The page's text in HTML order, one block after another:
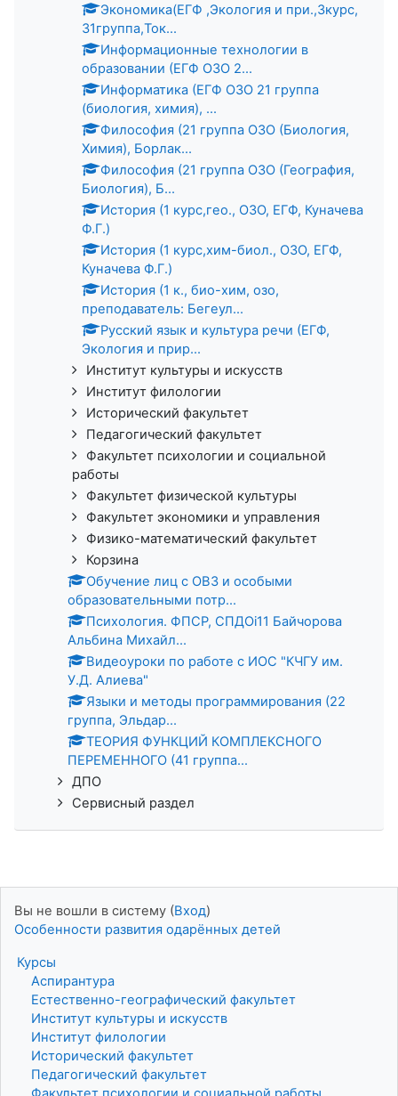
Экономика(ЕГФ ,Экология и при.,3курс,
31группа,Ток...
Информационные технологии в
образовании (ЕГФ ОЗО 2...
Информатика (ЕГФ ОЗО 21 группа
(биология, химия), ...
Философия (21 группа ОЗО (Биология,
Химия), Борлак...
Философия (21 группа ОЗО (География,
Биология), Б...
История (1 курс,гео., ОЗО, ЕГФ, Куначева
Ф.Г.)
История (1 курс,хим-биол., ОЗО, ЕГФ,
Куначева Ф.Г.)
История (1 к., био-хим, озо,
преподаватель: Бегеул...
Русский язык и культура речи (ЕГФ,
Экология и прир...
Институт культуры и искусств
Институт филологии
Исторический факультет
Педагогический факультет
Факультет психологии и социальной
работы
Факультет физической культуры
Факультет экономики и управления
Физико-математический факультет
Корзина
Обучение лиц с ОВЗ и особыми
образовательными потр...
Психология. ФПСР, СПДОi11 Байчорова
Альбина Михайл...
Видеоуроки по работе с ИОС "КЧГУ им.
У.Д. Алиева"
Языки и методы программирования (22
группа, Эльдар...
ТЕОРИЯ ФУНКЦИЙ КОМПЛЕКСНОГО
ПЕРЕМЕННОГО (41 группа...
ДПО
Сервисный раздел
Вы не вошли в систему (Вход)
Особенности развития одарённых детей
Курсы
Аспирантура
Естественно-географический факультет
Институт культуры и искусств
Институт филологии
Исторический факультет
Педагогический факультет